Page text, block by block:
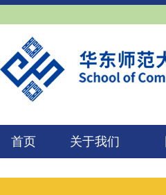
首页 关于我们